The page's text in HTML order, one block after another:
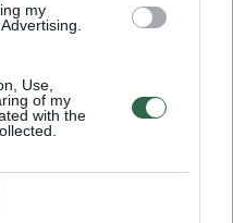
my
Use,
of my
with the
automobilis sužalojo